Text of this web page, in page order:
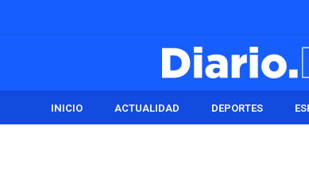
INICIO ACTUALIDAD DEPORTES